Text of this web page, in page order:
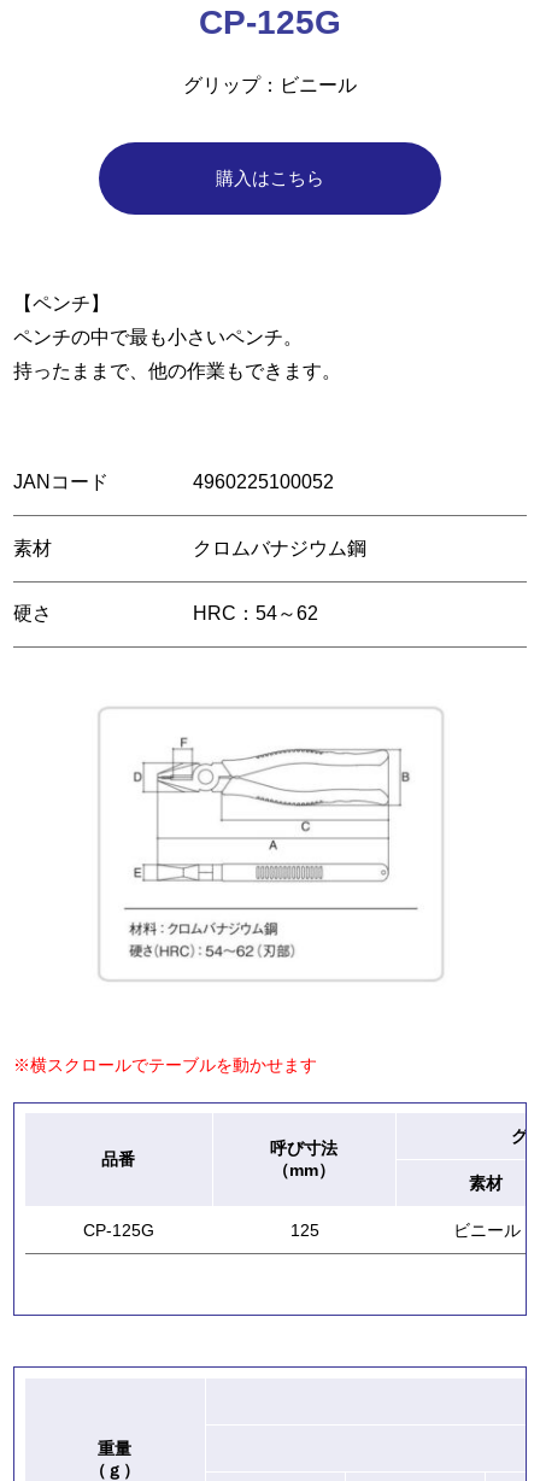
CP-125G
グリップ ビニール
購入はこちら
【ペンチ】
ペンチの中で最も小さいペンチ。
持ったままで、他の作業もできます。
JANコード 4960225100052
素材 クロムバナジウム鋼
硬さ HRC：54～62
※横スクロールでテーブルを動かせます
品番
呼び寸法
（mm）
グ
素材
CP-125G 125 ビニール
重量
（ｇ）